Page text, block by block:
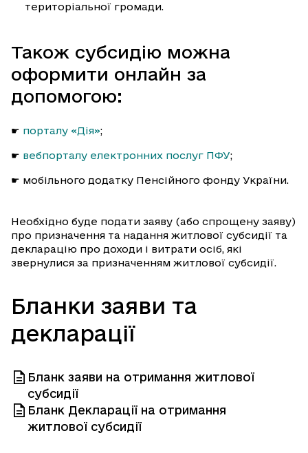
територіальної громади.
Також субсидію можна
оформити онлайн за
допомогою:
☛ порталу «Дія»;
☛ вебпорталу електронних послуг ПФУ;
☛ мобільного додатку Пенсійного фонду України.
Необхідно буде подати заяву (або спрощену заяву)
про призначення та надання житлової субсидії та
декларацію про доходи і витрати осіб, які
звернулися за призначенням житлової субсидії.
Бланки заяви та
декларації
Бланк заяви на отримання житлової
субсидії
Бланк Декларації на отримання
житлової субсидії